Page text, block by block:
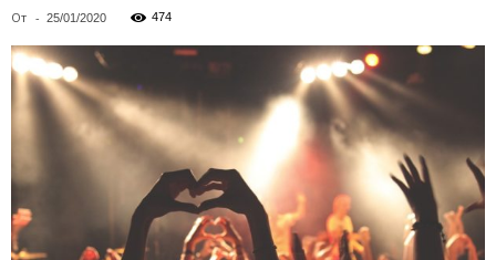
От - 25/01/2020 474